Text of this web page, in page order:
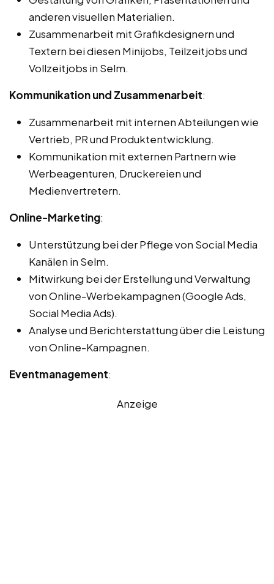
anderen visuellen Materialien.
Zusammenarbeit mit Grafikdesignern und
Textern bei diesen Minijobs, Teilzeitjobs und
Vollzeitjobs in Selm.
Kommunikation und Zusammenarbeit:
Zusammenarbeit mit internen Abteilungen wie
Vertrieb, PR und Produktentwicklung.
Kommunikation mit externen Partnern wie
Werbeagenturen, Druckereien und
Medienvertretern.
Online-Marketing:
Unterstützung bei der Pflege von Social Media
Kanälen in Selm.
Mitwirkung bei der Erstellung und Verwaltung
von Online-Werbekampagnen (Google Ads,
Social Media Ads).
Analyse und Berichterstattung über die Leistung
von Online-Kampagnen.
Eventmanagement:
Anzeige